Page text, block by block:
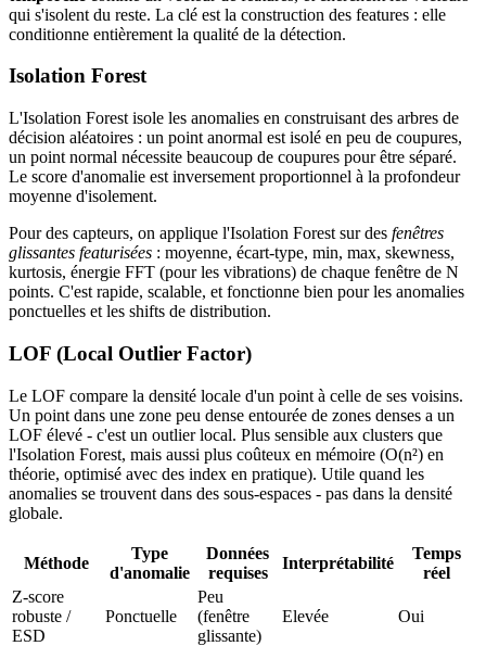
qui s'isolent du reste. La clé est la construction des features : elle
conditionne entièrement la qualité de la détection.
Isolation Forest
L'Isolation Forest isole les anomalies en construisant des arbres de
décision aléatoires : un point anormal est isolé en peu de coupures,
un point normal nécessite beaucoup de coupures pour être séparé.
Le score d'anomalie est inversement proportionnel à la profondeur
moyenne d'isolement.
Pour des capteurs, on applique l'Isolation Forest sur des fenêtres
glissantes featurisées : moyenne, écart-type, min, max, skewness,
kurtosis, énergie FFT (pour les vibrations) de chaque fenêtre de N
points. C'est rapide, scalable, et fonctionne bien pour les anomalies
ponctuelles et les shifts de distribution.
LOF (Local Outlier Factor)
Le LOF compare la densité locale d'un point à celle de ses voisins.
Un point dans une zone peu dense entourée de zones denses a un
LOF élevé - c'est un outlier local. Plus sensible aux clusters que
l'Isolation Forest, mais aussi plus coûteux en mémoire (O(n²) en
théorie, optimisé avec des index en pratique). Utile quand les
anomalies se trouvent dans des sous-espaces - pas dans la densité
globale.
Méthode
Type
d'anomalie
Données
requises
Interprétabilité
Temps
réel
Z-score
robuste /
ESD
Ponctuelle
Peu
(fenêtre
glissante)
Elevée Oui